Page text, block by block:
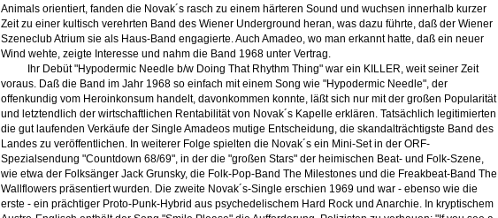
Animals orientiert, fanden die Novak´s rasch zu einem härteren Sound und wuchsen innerhalb kurzer
Zeit zu einer kultisch verehrten Band des Wiener Underground heran, was dazu führte, daß der Wiener
Szeneclub Atrium sie als Haus-Band engagierte. Auch Amadeo, wo man erkannt hatte, daß ein neuer
Wind wehte, zeigte Interesse und nahm die Band 1968 unter Vertrag.
Ihr Debüt "Hypodermic Needle b/w Doing That Rhythm Thing" war ein KILLER, weit seiner Zeit
voraus. Daß die Band im Jahr 1968 so einfach mit einem Song wie "Hypodermic Needle", der
offenkundig vom Heroinkonsum handelt, davonkommen konnte, läßt sich nur mit der großen Popularität
und letztendlich der wirtschaftlichen Rentabilität von Novak´s Kapelle erklären. Tatsächlich legitimierten
die gut laufenden Verkäufe der Single Amadeos mutige Entscheidung, die skandalträchtigste Band des
Landes zu veröffentlichen. In weiterer Folge spielten die Novak´s ein Mini-Set in der ORF-
Spezialsendung "Countdown 68/69", in der die "großen Stars" der heimischen Beat- und Folk-Szene,
wie etwa der Folksänger Jack Grunsky, die Folk-Pop-Band The Milestones und die Freakbeat-Band The
Wallflowers präsentiert wurden. Die zweite Novak´s-Single erschien 1969 und war - ebenso wie die
erste - ein prächtiger Proto-Punk-Hybrid aus psychedelischem Hard Rock und Anarchie. In kryptischem